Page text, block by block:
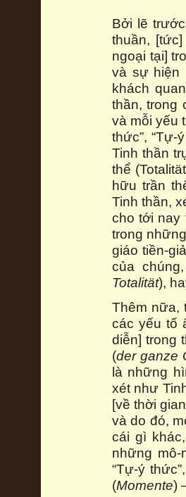
Bởi lẽ
thuần,
ngoại tại]
và sự hiện
khách
thần, trong
và mỗi yếu
thức”, “Tự-
Tinh thần
thể
hữu trần
Tinh thần,
cho tới nay
trong
giáo tiền-
của
Totalität),
Thêm nữa,
các yếu tố
diễn] trong
(der ganze
là những
xét như
[về thời
và do đó,
cái gì
những mô-
“Tự-ý
(Momente)